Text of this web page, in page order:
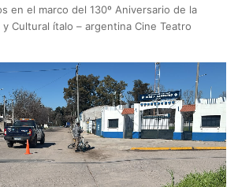
en el marco del 130º Aniversario de la
Cultural ítalo – argentina Cine Teatro